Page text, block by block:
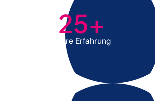
Jahre Erfahrung
25+